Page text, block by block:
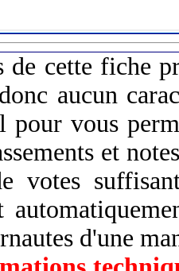
cette fiche
aucun
vous
et
votes
d'une